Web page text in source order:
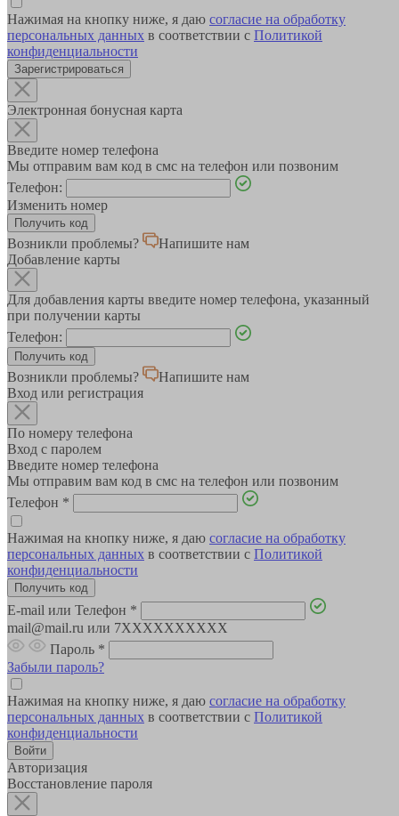
Нажимая на кнопку ниже, я даю согласие на обработку
персональных данных в соответствии с Политикой
конфиденциальности
Зарегистрироваться
Электронная бонусная карта
Введите номер телефона
Мы отправим вам код в смс на телефон или позвоним
Телефон:
Изменить номер
Возникли проблемы?
Напишите нам
Добавление карты
Для добавления карты введите номер телефона, указанный
при получении карты
Телефон:
Возникли проблемы?
Напишите нам
Вход или регистрация
По номеру телефона
Вход с паролем
Введите номер телефона
Мы отправим вам код в смс на телефон или позвоним
Телефон *
Нажимая на кнопку ниже, я даю согласие на обработку
персональных данных в соответствии с Политикой
конфиденциальности
E-mail или Телефон *
mail@mail.ru или 7XXXXXXXXXX
Пароль *
Забыли пароль?
Нажимая на кнопку ниже, я даю согласие на обработку
персональных данных в соответствии с Политикой
конфиденциальности
Авторизация
Восстановление пароля